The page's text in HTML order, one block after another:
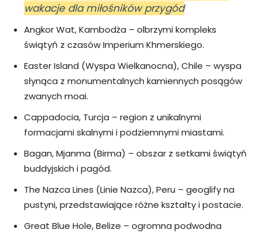
wakacje dla miłośników przygód
Angkor Wat, Kambodża – olbrzymi kompleks
świątyń z czasów Imperium Khmerskiego.
Easter Island (Wyspa Wielkanocna), Chile – wyspa
słynąca z monumentalnych kamiennych posągów
zwanych moai.
Cappadocia, Turcja – region z unikalnymi
formacjami skalnymi i podziemnymi miastami.
Bagan, Mjanma (Birma) – obszar z setkami świątyń
buddyjskich i pagód.
The Nazca Lines (Linie Nazca), Peru – geoglify na
pustyni, przedstawiające różne kształty i postacie.
Great Blue Hole, Belize – ogromna podwodna